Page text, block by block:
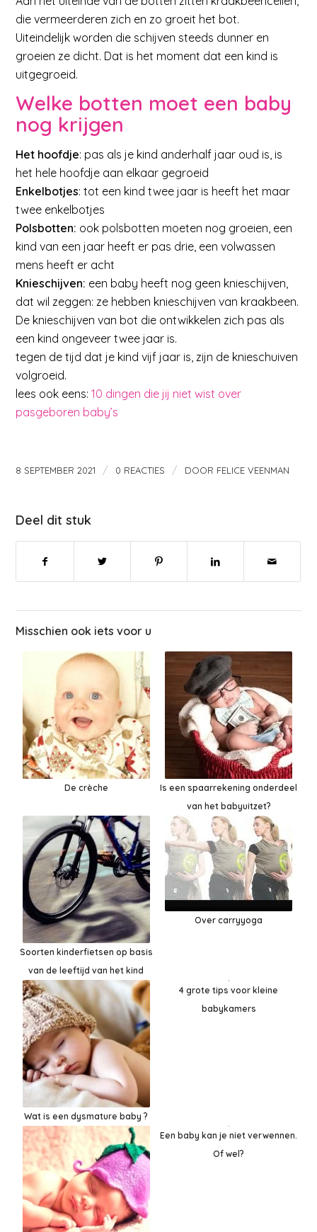
die vermeerderen zich en zo groeit het bot.
Uiteindelijk worden die schijven steeds dunner en
groeien ze dicht. Dat is het moment dat een kind is
uitgegroeid.
Welke botten moet een baby
nog krijgen
Het hoofdje: pas als je kind anderhalf jaar oud is, is
het hele hoofdje aan elkaar gegroeid
Enkelbotjes: tot een kind twee jaar is heeft het maar
twee enkelbotjes
Polsbotten: ook polsbotten moeten nog groeien, een
kind van een jaar heeft er pas drie, een volwassen
mens heeft er acht
Knieschijven: een baby heeft nog geen knieschijven,
dat wil zeggen: ze hebben knieschijven van kraakbeen.
De knieschijven van bot die ontwikkelen zich pas als
een kind ongeveer twee jaar is.
tegen de tijd dat je kind vijf jaar is, zijn de knieschuiven
volgroeid.
lees ook eens:10 dingen die jij niet wist over
pasgeboren baby’s
8 SEPTEMBER 2021 / 0 REACTIES / DOOR FELICE VEENMAN
Deel dit stuk
Misschien ook iets voor u
De crèche
Is een spaarrekening onderdeel
van het babyuitzet?
Soorten kinderfietsen op basis
van de leeftijd van het kind
Over carryyoga
Wat is een dysmature baby ?
4 grote tips voor kleine
babykamers
Een baby kan je niet verwennen.
Of wel?